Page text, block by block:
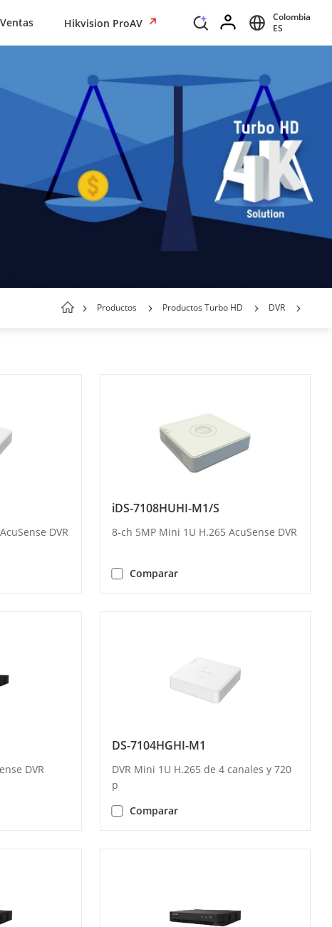
Ventas Hikvision ProAV
Colombia
ES
Productos Productos Turbo HD DVR
DVR
iDS-7108HUHI-M1/S
8-ch 5MP Mini 1U H.265 AcuSense DVR
Comparar
DVR
DS-7104HGHI-M1
DVR Mini 1U H.265 de 4 canales y 720
p
Comparar